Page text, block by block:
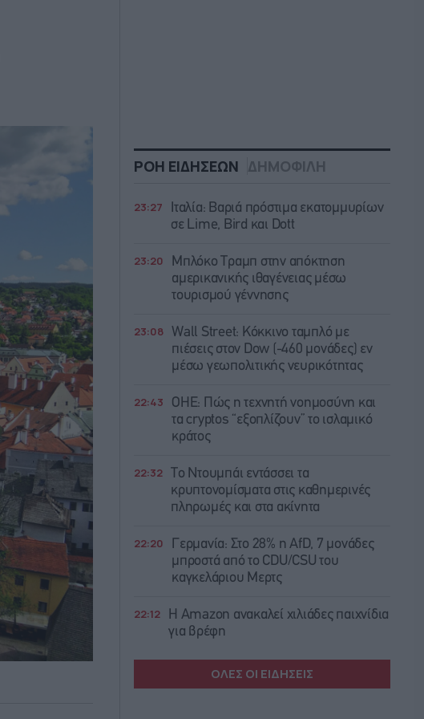
ΡΟΗ ΕΙΔΗΣΕΩΝ ΔΗΜΟΦΙΛΗ
23:27
Ιταλία: Βαριά πρόστιμα εκατομμυρίων
σε Lime, Bird και Dott
23:20
Μπλόκο Τραμπ στην απόκτηση
αμερικανικής ιθαγένειας μέσω
τουρισμού γέννησης
23:08
Wall Street: Κόκκινο ταμπλό με
πιέσεις στον Dow (-460 μονάδες) εν
μέσω γεωπολιτικής νευρικότητας
22:43
ΟΗΕ: Πώς η τεχνητή νοημοσύνη και
τα cryptos “εξοπλίζουν” το ισλαμικό
κράτος
22:32
Το Ντουμπάι εντάσσει τα
κρυπτονομίσματα στις καθημερινές
πληρωμές και στα ακίνητα
22:20
Γερμανία: Στο 28% η AfD, 7 μονάδες
μπροστά από το CDU/CSU του
καγκελάριου Μερτς
22:12
Η Amazon ανακαλεί χιλιάδες παιχνίδια
για βρέφη
ΟΛΕΣ ΟΙ ΕΙΔΗΣΕΙΣ